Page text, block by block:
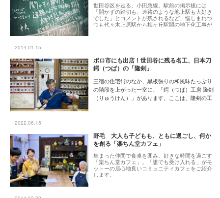
世田谷区を走る、小田急線。駅前の掲示板には
「開かずの踏切も、迷路のような地上駅も大好き
でした」とコメントが残されるなど、惜しまれつ
つも代々木上原駅から梅ヶ丘駅間の地下化工事が
地の景観デザインを、みんなで考えようと活動を
展開する「NPO法人グリーンライン下北沢」代表
理事の高橋ユリカさんに、お話を聞きしました。
2014.01.15
ボロ市にも出店！世田谷に残る名工、日本刀
鍔（つば）の「隆剣」
三宿の住宅街のなか、黒板張りの和風味たっぷり
の階段を上がった一室に、「鍔（つば）工房 隆剣
（りゅうけん）」があります。ここは、隆剣の工
す。日本刀、鍔工歴50年の山崎隆剣さんを訪ねま
した。
[1月の特集]暮らしをもっと素敵に！世田谷のもの
づくり
2022.06.15
野毛 大人も子どもも、ともに過ごし、何か
を創る「楽ちん堂カフェ」
集まった仲間で食卓を囲み、好きな時間を過ごす
「楽ちん堂カフェ」。「誰でも受け入れる」がモ
ットーの居心地良いコミュニティカフェをご紹介
します。